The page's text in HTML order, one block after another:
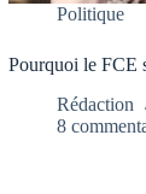
Politique
Pourquoi le FCE
Rédaction
8